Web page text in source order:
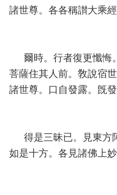
諸世尊。各各稱讃大乘經
爾時。行者復更懺悔
菩薩住其人前。敎說宿
諸世尊。口自發露。旣
得是三昧已。見東方
如是十方。各見諸佛上